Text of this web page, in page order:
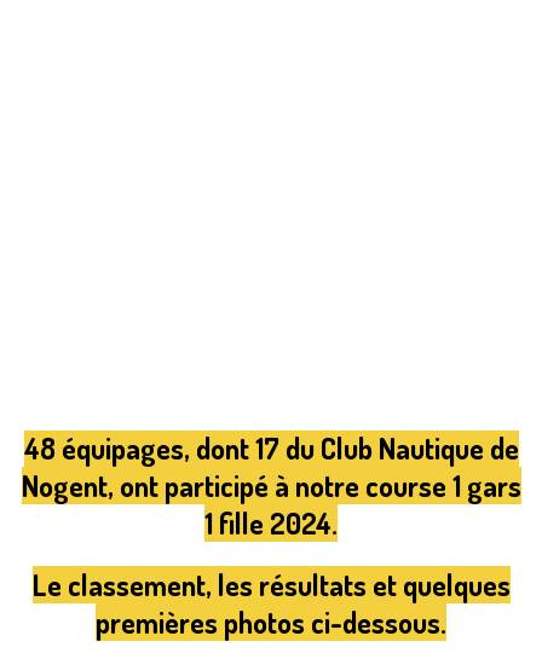
48 équipages, dont 17 du Club Nautique de
Nogent, ont participé à notre course 1 gars
1 fille 2024.
Le classement, les résultats et quelques
premières photos ci-dessous.